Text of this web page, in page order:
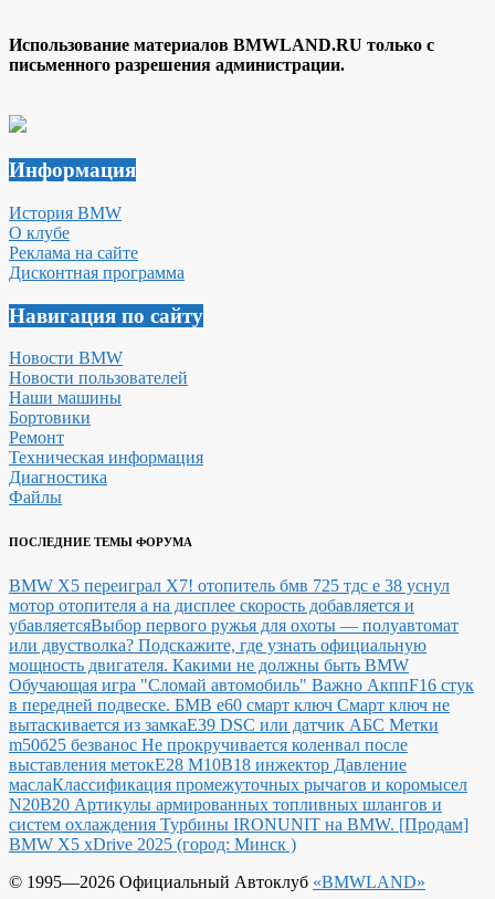
Использование материалов BMWLAND.RU только с
письменного разрешения администрации.
Информация
История BMW
О клубе
Реклама на сайте
Дисконтная программа
Навигация по сайту
Новости BMW
Новости пользователей
Наши машины
Бортовики
Ремонт
Техническая информация
Диагностика
Файлы
ПОСЛЕДНИЕ ТЕМЫ ФОРУМА
BMW X5 переиграл X7! отопитель бмв 725 тдс е 38 уснул
мотор отопителя а на дисплее скорость добавляется и
убавляетсяВыбор первого ружья для охоты — полуавтомат
или двустволка? Подскажите, где узнать официальную
мощность двигателя. Какими не должны быть BMW
Обучающая игра "Сломай автомобиль" Важно АкппF16 стук
в передней подвеске. БМВ е60 смарт ключ Смарт ключ не
вытаскивается из замкаE39 DSC или датчик АБС Метки
m50б25 безванос Не прокручивается коленвал после
выставления метокЕ28 М10В18 инжектор Давление
маслаКлассификация промежуточных рычагов и коромысел
N20B20 Артикулы армированных топливных шлангов и
систем охлаждения Турбины IRONUNIT на BMW. [Продам]
BMW X5 xDrive 2025 (город: Минск )
© 1995—2026 Официальный Автоклуб «BMWLAND»